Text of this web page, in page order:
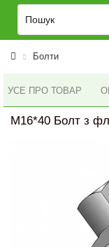
Болти
УСЕ ПРО ТОВАР
M16*40 Болт з